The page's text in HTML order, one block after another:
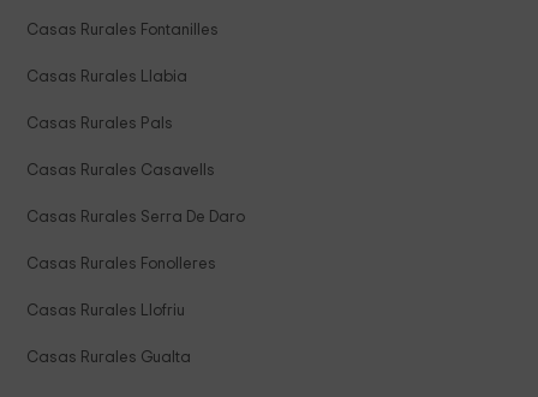
Casas Rurales Fontanilles
Casas Rurales Llabia
Casas Rurales Pals
Casas Rurales Casavells
Casas Rurales Serra De Daro
Casas Rurales Fonolleres
Casas Rurales Llofriu
Casas Rurales Gualta